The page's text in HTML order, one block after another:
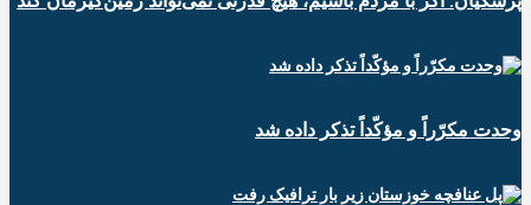
وحدت مکرّراً و مؤکّداً تذکر داده شد